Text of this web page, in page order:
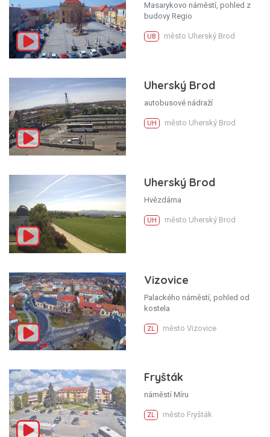
Masarykovo náměstí, pohled z
budovy Regio
UB město Uherský Brod
Uherský Brod
autobusové nádraží
UH město Uherský Brod
Uherský Brod
Hvězdárna
UH město Uherský Brod
Vizovice
Palackého náměstí, pohled od
kostela
ZL město Vizovice
Fryšták
náměstí Míru
ZL město Fryšták